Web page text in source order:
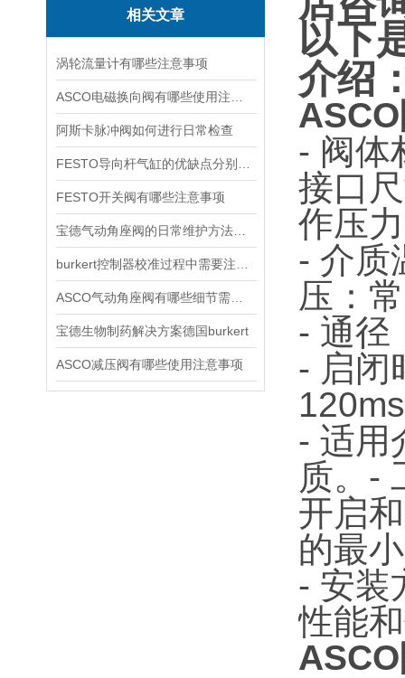
相关文章
涡轮流量计有哪些注意事项
阿斯卡脉冲阀如何进行日常检查
FESTO开关阀有哪些注意事项
宝德生物制药解决方案德国burkert
ASCO减压阀有哪些使用注意事项
以下
介绍
- 阀体
接口
作压
- 介质
压：
- 通径
- 启闭
- 适用
质。-
开启
的最
- 安装
性能